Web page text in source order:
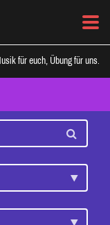
für euch, Übung für uns.